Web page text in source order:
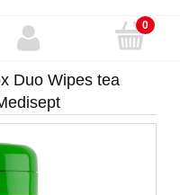
Duo Wipes tea